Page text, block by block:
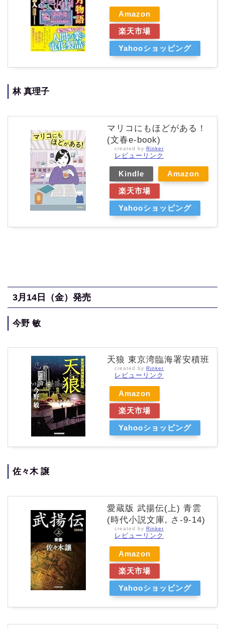
Amazon
楽天市場
Yahooショッピング
林 真理子
マリコにもほどがある！
(文春e-book)
created by Rinker
レビューリンク
Kindle
Amazon
楽天市場
Yahooショッピング
3月14日（金）発売
今野 敏
天狼 東京湾臨海署安積班
created by Rinker
レビューリンク
Amazon
楽天市場
Yahooショッピング
佐々木 譲
愛蔵版 武揚伝(上) 青雲
(時代小説文庫, さ-9-14)
created by Rinker
レビューリンク
Amazon
楽天市場
Yahooショッピング